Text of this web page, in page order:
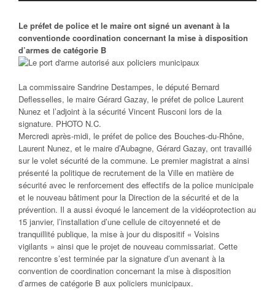
Le préfet de police et le maire ont signé un avenant à la
conventionde coordination concernant la mise à disposition
d’armes de catégorie B
La commissaire Sandrine Destampes, le député Bernard
Deflesselles, le maire Gérard Gazay, le préfet de police Laurent
Nunez et l’adjoint à la sécurité Vincent Rusconi lors de la
signature. PHOTO N.C.
Mercredi après-midi, le préfet de police des Bouches-du-Rhône,
Laurent Nunez, et le maire d’Aubagne, Gérard Gazay, ont travaillé
sur le volet sécurité de la commune. Le premier magistrat a ainsi
présenté la politique de recrutement de la Ville en matière de
sécurité avec le renforcement des effectifs de la police municipale
et le nouveau bâtiment pour la Direction de la sécurité et de la
prévention. Il a aussi évoqué le lancement de la vidéoprotection au
15 janvier, l’installation d’une cellule de citoyenneté et de
tranquillité publique, la mise à jour du dispositif « Voisins
vigilants » ainsi que le projet de nouveau commissariat. Cette
rencontre s’est terminée par la signature d’un avenant à la
convention de coordination concernant la mise à disposition
d’armes de catégorie B aux policiers municipaux.